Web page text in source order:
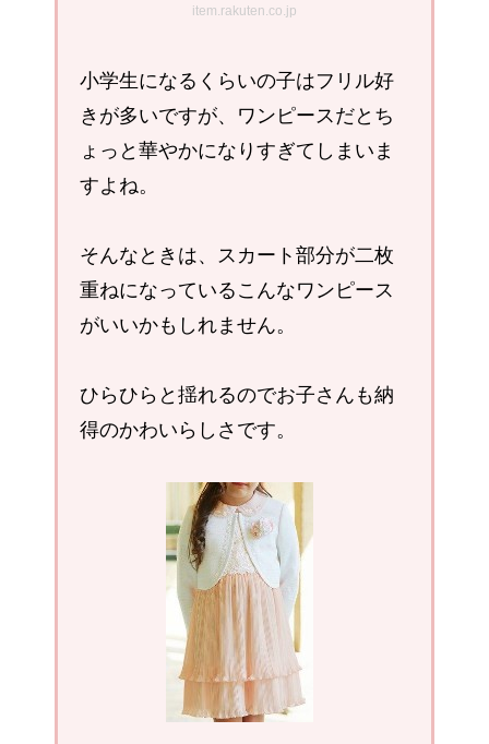
item.rakuten.co.jp
小学生になるくらいの子はフリル好
きが多いですが、ワンピースだとち
ょっと華やかになりすぎてしまいま
すよね。
そんなときは、スカート部分が二枚
重ねになっているこんなワンピース
がいいかもしれません。
ひらひらと揺れるのでお子さんも納
得のかわいらしさです。